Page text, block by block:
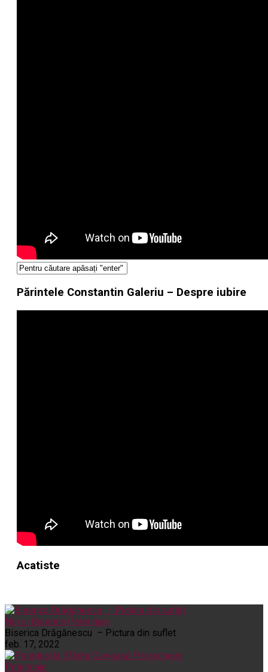
Părintele Constantin Galeriu – Despre iubire
Acatiste
Noi și Biserica Pelerinaje
Biserica Drăgănescu – Pictura din suflet
feb. 17, 2022
Pelerinaje